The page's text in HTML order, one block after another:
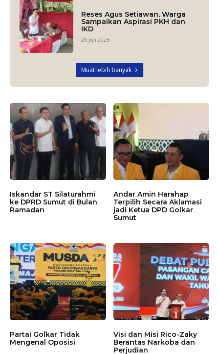
Reses Agus Setiawan, Warga
Sampaikan Aspirasi PKH dan
IKD
26 Juli 2026
Muat lebih banyak
Iskandar ST Silaturahmi
ke DPRD Sumut di Bulan
Ramadan
Andar Amin Harahap
Terpilih Secara Aklamasi
jadi Ketua DPD Golkar
Sumut
Partai Golkar Tidak
Mengenal Oposisi
Visi dan Misi Rico-Zaky
Berantas Narkoba dan
Perjudian